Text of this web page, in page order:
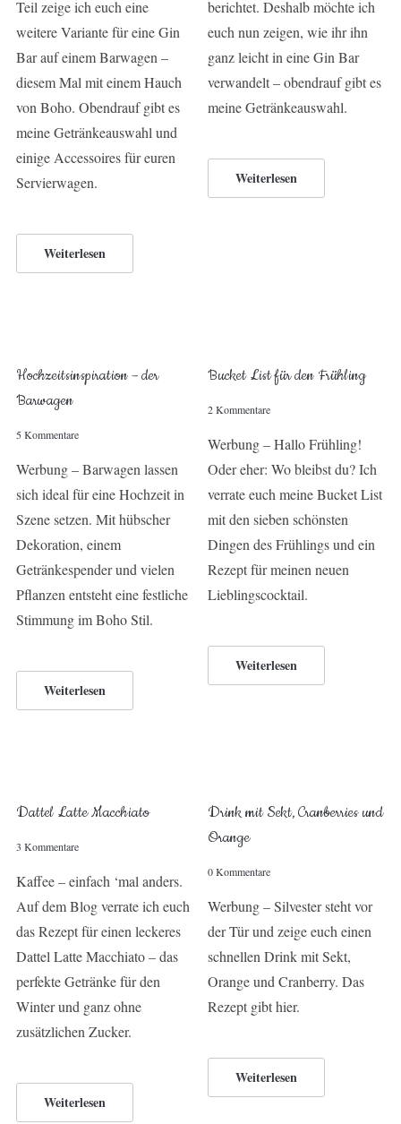
Teil zeige ich euch eine
weitere Variante für eine Gin
Bar auf einem Barwagen –
diesem Mal mit einem Hauch
von Boho. Obendrauf gibt es
meine Getränkeauswahl und
einige Accessoires für euren
Servierwagen.
Weiterlesen
berichtet. Deshalb möchte ich
euch nun zeigen, wie ihr ihn
ganz leicht in eine Gin Bar
verwandelt – obendrauf gibt es
meine Getränkeauswahl.
Weiterlesen
Hochzeitsinspiration – der
Barwagen
5 Kommentare
Werbung – Barwagen lassen
sich ideal für eine Hochzeit in
Szene setzen. Mit hübscher
Dekoration, einem
Getränkespender und vielen
Pflanzen entsteht eine festliche
Stimmung im Boho Stil.
Weiterlesen
Bucket List für den Frühling
2 Kommentare
Werbung – Hallo Frühling!
Oder eher: Wo bleibst du? Ich
verrate euch meine Bucket List
mit den sieben schönsten
Dingen des Frühlings und ein
Rezept für meinen neuen
Lieblingscocktail.
Weiterlesen
Dattel Latte Macchiato
3 Kommentare
Kaffee – einfach ‘mal anders.
Auf dem Blog verrate ich euch
das Rezept für einen leckeres
Dattel Latte Macchiato – das
perfekte Getränke für den
Winter und ganz ohne
zusätzlichen Zucker.
Weiterlesen
Drink mit Sekt, Cranberries und
Orange
0 Kommentare
Werbung – Silvester steht vor
der Tür und zeige euch einen
schnellen Drink mit Sekt,
Orange und Cranberry. Das
Rezept gibt hier.
Weiterlesen